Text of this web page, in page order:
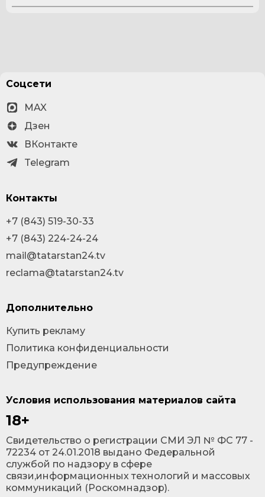
Условия использования материалов сайта
18+
Cвидетельство о регистрации СМИ ЭЛ № ФС 77 -
72234 от 24.01.2018 выдано Федеральной
службой по надзору в сфере
связи,информационных технологий и массовых
коммуникаций (Роскомнадзор).
Соцсети
MAX
Дзен
ВКонтакте
Telegram
Контакты
+7 (843) 519-30-33
+7 (843) 224-24-24
mail@tatarstan24.tv
reclama@tatarstan24.tv
Дополнительно
Купить рекламу
Политика конфиденциальности
Предупреждение